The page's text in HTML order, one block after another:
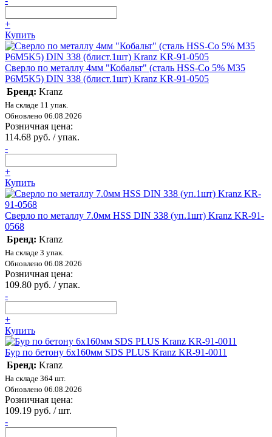
+
Купить
Сверло по металлу 4мм "Кобальт" (сталь HSS-Co 5% M35
P6M5K5) DIN 338 (блист.1шт) Kranz KR-91-0505
Бренд: Kranz
На складе 11 упак.
Обновлено 06.08.2026
Розничная цена:
114.68 руб. / упак.
-
+
Купить
Сверло по металлу 7.0мм HSS DIN 338 (уп.1шт) Kranz KR-91-
0568
Бренд: Kranz
На складе 3 упак.
Обновлено 06.08.2026
Розничная цена:
109.80 руб. / упак.
-
+
Купить
Бур по бетону 6x160мм SDS PLUS Kranz KR-91-0011
Бренд: Kranz
На складе 364 шт.
Обновлено 06.08.2026
Розничная цена:
109.19 руб. / шт.
-